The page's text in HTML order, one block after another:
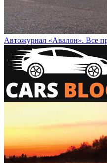
Автожурнал «Авалон». Все